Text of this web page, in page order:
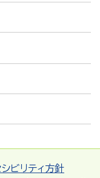
ビリティ方針